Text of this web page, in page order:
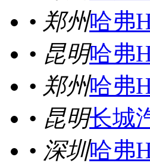
• 郑州哈弗
• 昆明哈弗
• 郑州哈弗
• 昆明长城
• 深圳哈弗